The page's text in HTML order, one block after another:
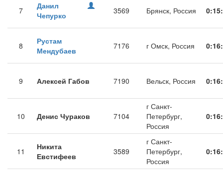
7
Данил
Чепурко
3569 Брянск, Россия
8
Рустам
Мендубаев
7176 г Омск, Россия
9 Алексей Габов 7190 Вельск, Россия
10 Денис Чураков 7104
г Санкт-
Петербург,
Россия
11
Никита
Евстифеев
3589
г Санкт-
Петербург,
Россия